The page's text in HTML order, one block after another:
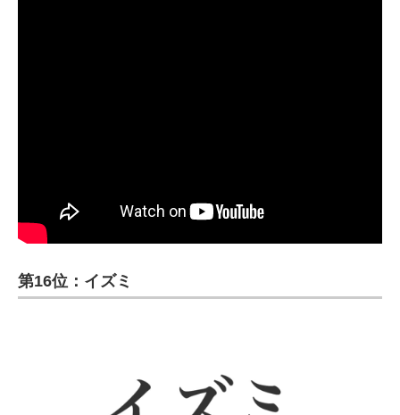
第16位：イズミ